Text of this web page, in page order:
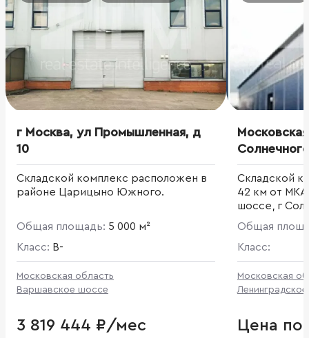
г Москва, ул Промышленная, д
10
Складской комплекс расположен в
районе Царицыно Южного.
Общая площадь: 5 000 м²
Класс: B-
Московская область
Варшавское шоссе
3 819 444 ₽/мес
Складской
42 км от
шоссе, г
Общая
Класс:
Московская
Цена по